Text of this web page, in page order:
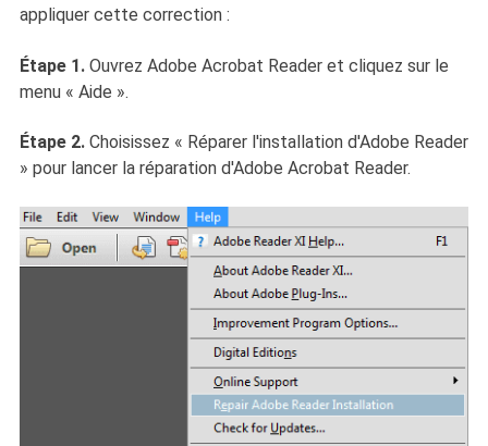
appliquer cette correction :
Étape 1.Ouvrez Adobe Acrobat Reader et cliquez sur le
menu « Aide ».
Étape 2.Choisissez « Réparer l'installation d'Adobe Reader
» pour lancer la réparation d'Adobe Acrobat Reader.